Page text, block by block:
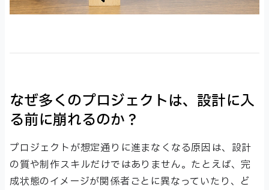
なぜ多くのプロジェクトは、設計に入
る前に崩れるのか？
プロジェクトが想定通りに進まなくなる原因は、設計
の質や制作スキルだけではありません。たとえば、完
成状態のイメージが関係者ごとに異なっていたり、ど